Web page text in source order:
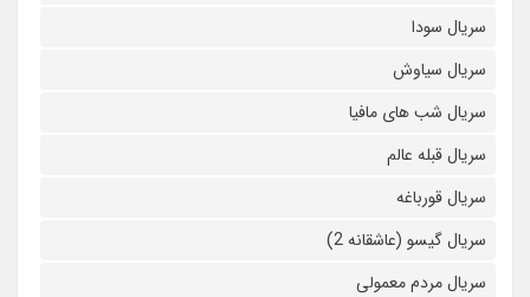
سریال سودا
سریال سیاوش
سریال شب های مافیا
سریال قبله عالم
سریال قورباغه
سریال گیسو (عاشقانه 2)
سریال مردم معمولی